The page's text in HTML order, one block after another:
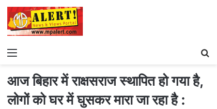
Menu
आज बिहार में राक्षसराज स्थापित हो गया है,
लोगों को घर में घुसकर मारा जा रहा है :